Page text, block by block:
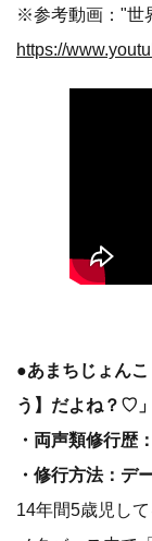
※参考動画："世
https://
●あまちじょん
う】だよね？♡」
・両声類修行歴
・修行方法：デ
14年間5歳児し